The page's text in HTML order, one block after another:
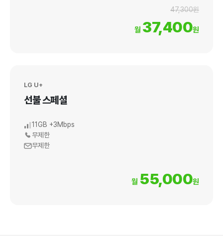
47,300원
월 37,400원
LG U+
선불 스페셜
11GB +3Mbps
무제한
무제한
월 55,000원